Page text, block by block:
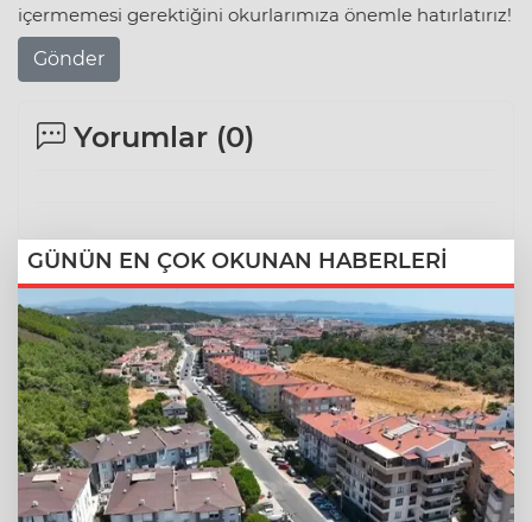
içermemesi gerektiğini okurlarımıza önemle hatırlatırız!
Gönder
Yorumlar (0)
GÜNÜN EN ÇOK OKUNAN HABERLERİ